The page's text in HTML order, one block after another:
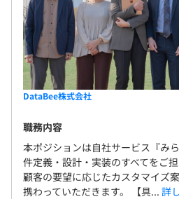
DataBee株式会社
職務内容
本ポジションは自社サービス『み
件定義・設計・実装のすべてをご担
顧客の要望に応じたカスタマイズ
携わっていただきます。 【具... 詳